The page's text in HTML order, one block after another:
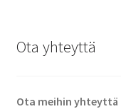
Ota yhteyttä
Ota meihin yhteyttä